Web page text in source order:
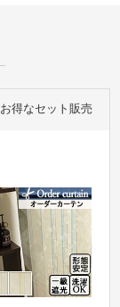
お得なセット販売